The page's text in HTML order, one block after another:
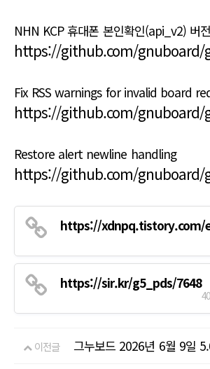
NHN KCP 휴대폰 본인확인(api_v2) 버
https://github.com/gnuboard/
Fix RSS warnings for invalid board
https://github.com/gnuboard/
Restore alert newline handling
https://github.com/gnuboard/
https://xdnpq.tistory.com/
https://sir.kr/g5_pds/7648
이전글 그누보드 2026년 6월 9일